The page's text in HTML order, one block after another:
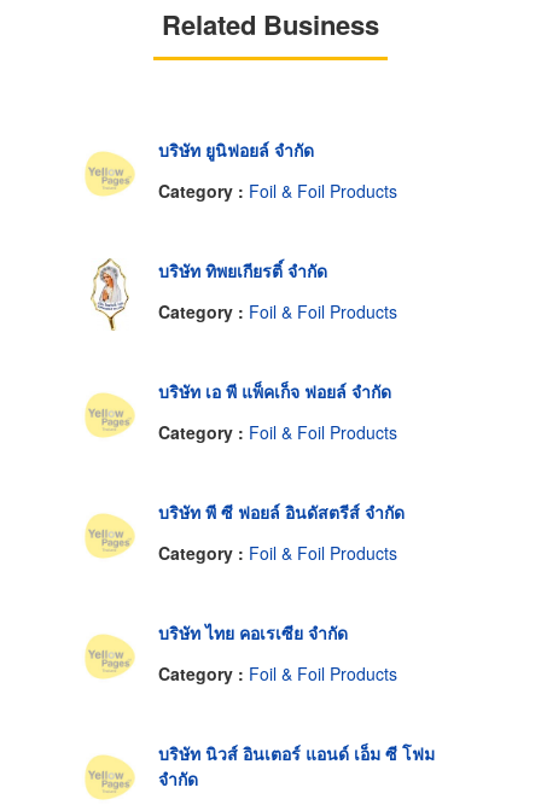
Related Business
บริษัท ยูนิฟอยล์ จำกัด
Category : Foil & Foil Products
บริษัท ทิพยเกียรติ์ จำกัด
Category : Foil & Foil Products
บริษัท เอ พี แพ็คเก็จ ฟอยล์ จำกัด
Category : Foil & Foil Products
บริษัท พี ซี ฟอยล์ อินดัสตรีส์ จำกัด
Category : Foil & Foil Products
บริษัท ไทย คอเรเซีย จำกัด
Category : Foil & Foil Products
บริษัท นิวส์ อินเตอร์ แอนด์ เอ็ม ซี โฟม
จำกัด